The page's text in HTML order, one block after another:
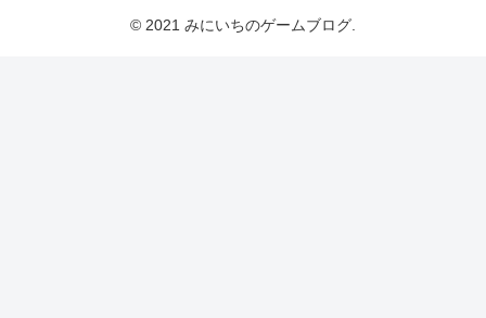
© 2021 みにいちのゲームブログ.